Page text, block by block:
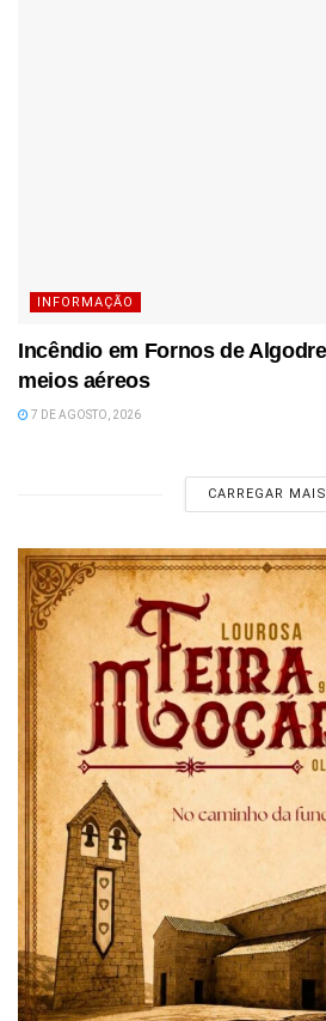
INFORMAÇÃO
Incêndio em Fornos de
meios aéreos
7 DE AGOSTO, 2026
CARREGAR MAIS